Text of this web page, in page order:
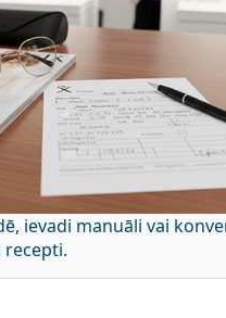
ievadi manuāli vai